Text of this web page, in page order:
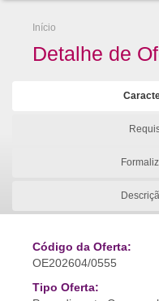
Início
Detalhe de
Código da Oferta:
OE202604/0555
Tipo Oferta: